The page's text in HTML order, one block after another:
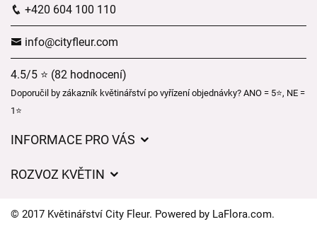
+420 604 100 110
info@cityfleur.com
4.5/5 ⭐ (82 hodnocení)
Doporučil by zákazník květinářství po vyřízení objednávky? ANO = 5⭐, NE =
1⭐
INFORMACE PRO VÁS
Ochrana osobních údajů
ROZVOZ KVĚTIN
Kam doručujeme květiny
© 2017 Květinářství City Fleur. Powered by LaFlora.com.